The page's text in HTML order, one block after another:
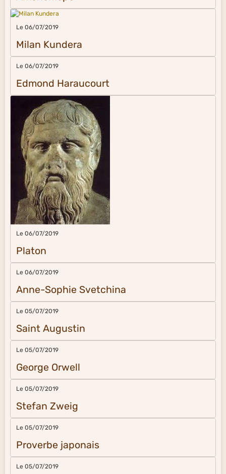
Le 06/07/2019
Milan Kundera
Le 06/07/2019
Edmond Haraucourt
Le 06/07/2019
Platon
Le 06/07/2019
Anne-Sophie Svetchina
Le 05/07/2019
Saint Augustin
Le 05/07/2019
George Orwell
Le 05/07/2019
Stefan Zweig
Le 05/07/2019
Proverbe japonais
Le 05/07/2019